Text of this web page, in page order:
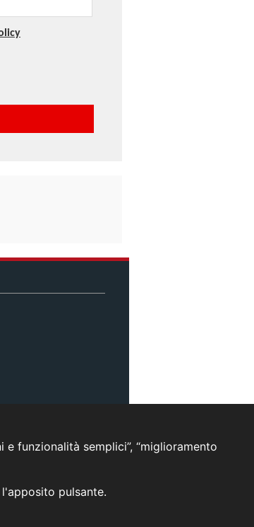
funzionalità semplici”, “miglioramento
pulsante.